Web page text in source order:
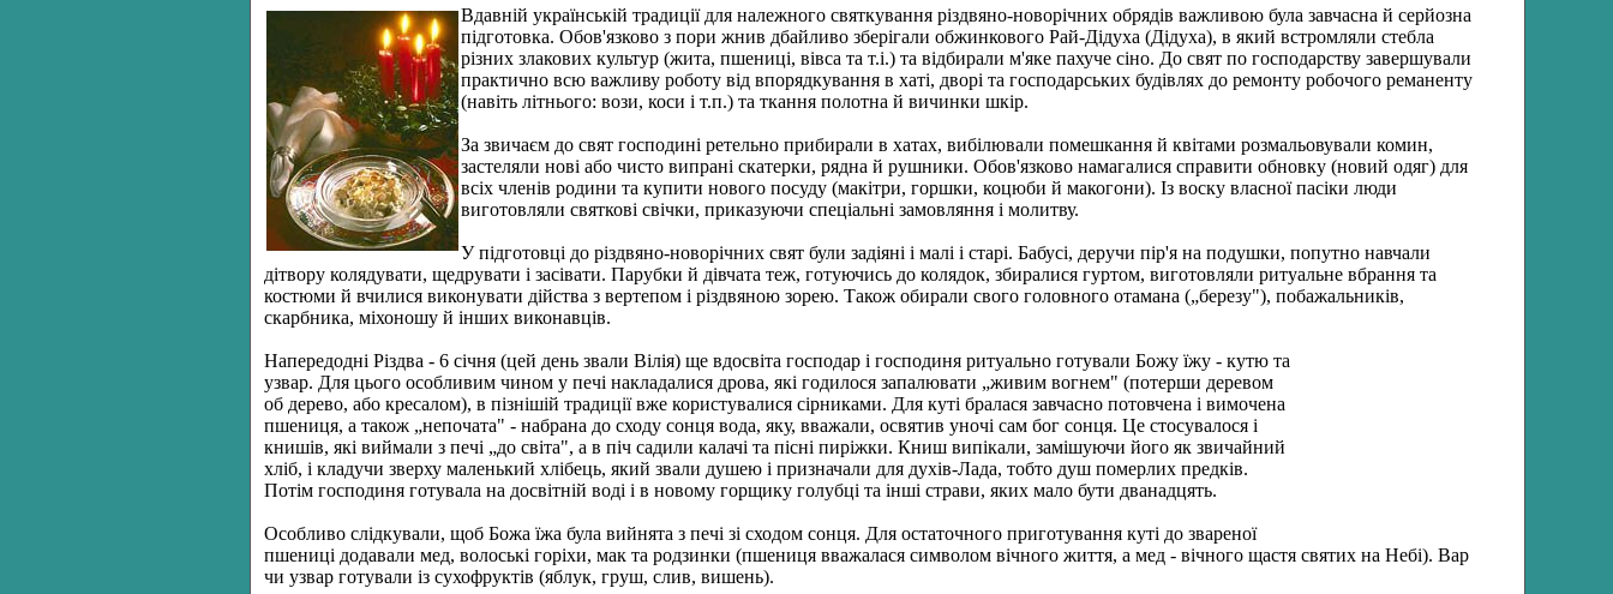
Вдавній українській традиції для належного святкування різдвяно-новорічних обрядів важливою була завчасна й серйозна
підготовка. Обов'язково з пори жнив дбайливо зберігали обжинкового Рай-Дідуха (Дідуха), в який встромляли стебла
різних злакових культур (жита, пшениці, вівса та т.і.) та відбирали м'яке пахуче сіно. До свят по господарству завершували
практично всю важливу роботу від впорядкування в хаті, дворі та господарських будівлях до ремонту робочого реманенту
(навіть літнього: вози, коси і т.п.) та ткання полотна й вичинки шкір.
За звичаєм до свят господині ретельно прибирали в хатах, вибілювали помешкання й квітами розмальовували комин,
застеляли нові або чисто випрані скатерки, рядна й рушники. Обов'язково намагалися справити обновку (новий одяг) для
всіх членів родини та купити нового посуду (макітри, горшки, коцюби й макогони). Із воску власної пасіки люди
виготовляли святкові свічки, приказуючи спеціальні замовляння і молитву.
У підготовці до різдвяно-новорічних свят були задіяні і малі і старі. Бабусі, деручи пір'я на подушки, попутно навчали
дітвору колядувати, щедрувати і засівати. Парубки й дівчата теж, готуючись до колядок, збиралися гуртом, виготовляли ритуальне вбрання та
костюми й вчилися виконувати дійства з вертепом і різдвяною зорею. Також обирали свого головного отамана („березу"), побажальників,
скарбника, міхоношу й інших виконавців.
Напередодні Різдва - 6 січня (цей день звали Вілія) ще вдосвіта господар і господиня ритуально готували Божу їжу - кутю та
узвар. Для цього особливим чином у печі накладалися дрова, які годилося запалювати „живим вогнем" (потерши деревом
об дерево, або кресалом), в пізнішій традиції вже користувалися сірниками. Для куті бралася завчасно потовчена і вимочена
пшениця, а також „непочата" - набрана до сходу сонця вода, яку, вважали, освятив уночі сам бог сонця. Це стосувалося і
книшів, які виймали з печі „до світа", а в піч садили калачі та пісні пиріжки. Книш випікали, замішуючи його як звичайний
хліб, і кладучи зверху маленький хлібець, який звали душею і призначали для духів-Лада, тобто душ померлих предків.
Потім господиня готувала на досвітній воді і в новому горщику голубці та інші страви, яких мало бути дванадцять.
Особливо слідкували, щоб Божа їжа була вийнята з печі зі сходом сонця. Для остаточного приготування куті до звареної
пшениці додавали мед, волоські горіхи, мак та родзинки (пшениця вважалася символом вічного життя, а мед - вічного щастя святих на Небі). Вар
чи узвар готували із сухофруктів (яблук, груш, слив, вишень).